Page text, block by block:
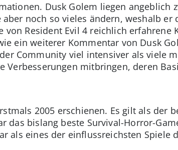
Dusk Golem liegen angeblich
noch so vieles ändern, weshalb
von Resident Evil 4 reichlich
ein weiterer Kommentar von Dusk
Community viel intensiver als viele
mitbringen, deren
2005 erschienen. Es gilt als der
das bislang beste Survival-Horror-
als eines der einflussreichsten Spiele